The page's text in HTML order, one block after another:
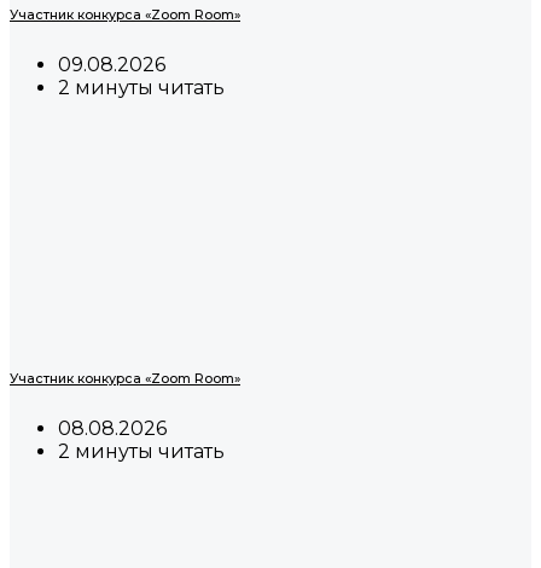
Участник конкурса «Zoom Room»
09.08.2026
2 минуты читать
Участник конкурса «Zoom Room»
08.08.2026
2 минуты читать